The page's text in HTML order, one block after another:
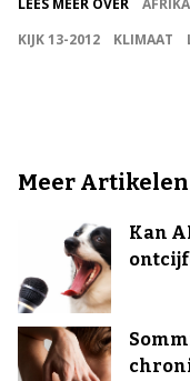
LEES MEER OVER AFRIKA
KIJK 13-2012
KLIMAAT
Meer Artikelen
Kan